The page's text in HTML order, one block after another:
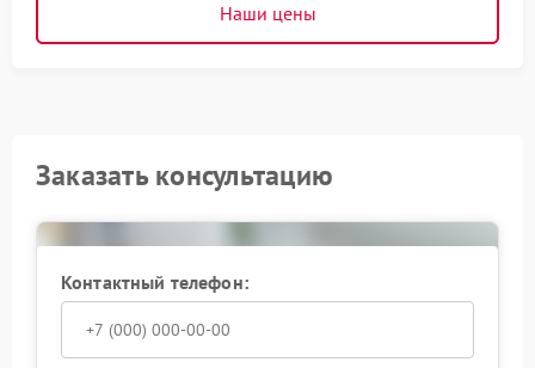
Наши цены
Заказать консультацию
Контактный телефон: